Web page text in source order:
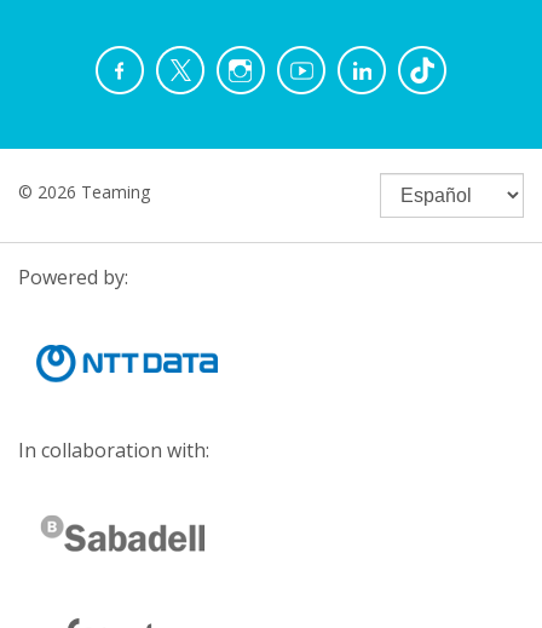
© 2026 Teaming
Powered by:
In collaboration with: